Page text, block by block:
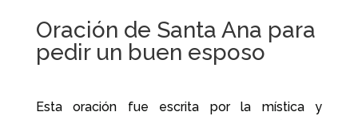
Oración de Santa Ana para
pedir un buen esposo
Esta oración fue escrita por la mística y